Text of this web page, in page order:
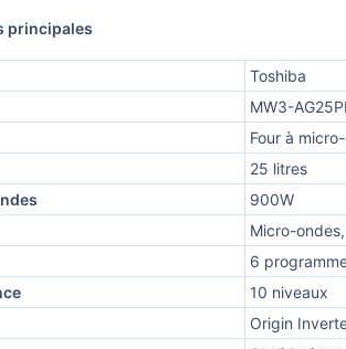
principales
Toshiba
MW3-
Four à
25 litres
900W
Micro-
6
10 niveaux
Origin